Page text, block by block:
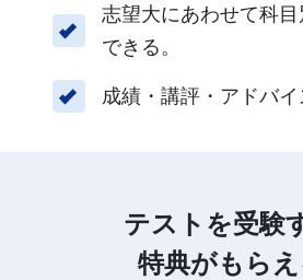
志望大にあわせて科
できる。
成績・講評・アドバイ
テストを受験
特典がもらえ